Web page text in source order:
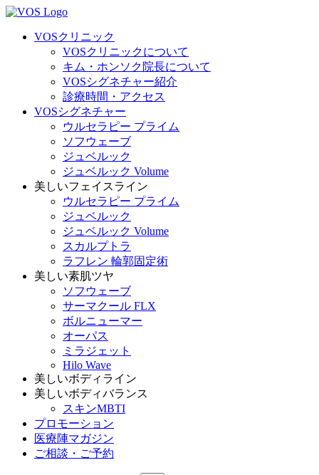
VOSクリニック
VOSクリニックについて
キム・ホンソク院長について
VOSシグネチャー紹介
診療時間・アクセス
VOSシグネチャー
ウルセラピー プライム
ソフウェーブ
ジュベルック
ジュベルック Volume
美しいフェイスライン
ウルセラピー プライム
ジュベルック
ジュベルック Volume
スカルプトラ
ラフレン 輪郭固定術
美しい素肌ツヤ
ソフウェーブ
サーマクール FLX
ボルニューマー
オーパス
ミラジェット
Hilo Wave
美しいボディライン
美しいボディバランス
スキンMBTI
プロモーション
医療陣マガジン
ご相談・ご予約